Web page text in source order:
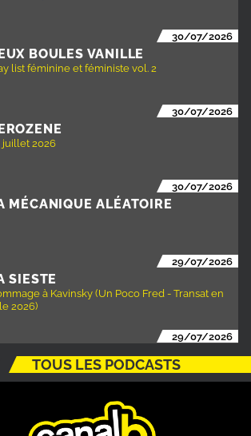
30/07/2026
BOULES VANILLE
list féminine et féministe vol. 2
30/07/2026
juillet 2026
30/07/2026
MÉCANIQUE ALÉATOIRE
29/07/2026
SIESTE
à Kavinsky (Un Poco Fred - Transat en
2026)
29/07/2026
TOUS LES PODCASTS